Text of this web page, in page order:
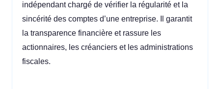
indépendant chargé de vérifier la régularité et la
sincérité des comptes d’une entreprise. Il garantit
la transparence financière et rassure les
actionnaires, les créanciers et les administrations
fiscales.